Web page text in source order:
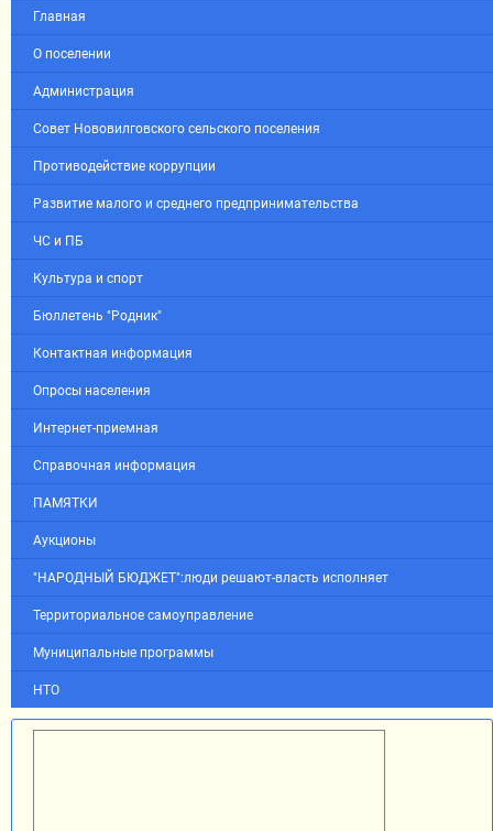
Главная
О поселении
Администрация
Совет Нововилговского сельского поселения
Противодействие коррупции
Развитие малого и среднего предпринимательства
ЧС и ПБ
Культура и спорт
Бюллетень "Родник"
Контактная информация
Опросы населения
Интернет-приемная
Справочная информация
ПАМЯТКИ
Аукционы
"НАРОДНЫЙ БЮДЖЕТ":люди решают-власть исполняет
Территориальное самоуправление
Муниципальные программы
НТО